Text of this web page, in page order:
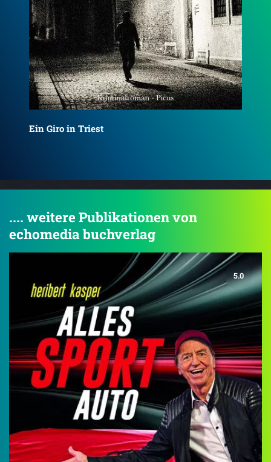
Eine Corsa in Triest
.... weitere Publikationen von
echomedia buchverlag
5.0